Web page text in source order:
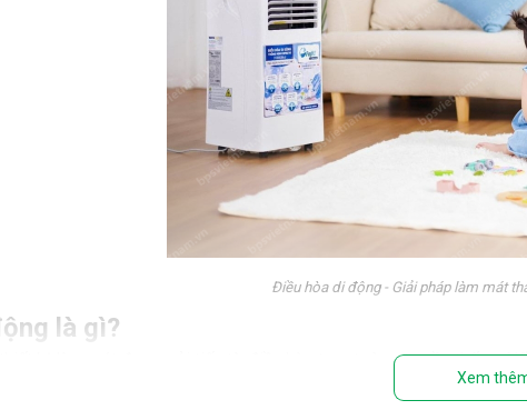
Điều hòa di động - Giải pháp làm mát
là gì?
bị làm mát được cải tiến từ điều hòa treo tường truyền thống.
là một chiếc điều hòa “chính hiệu” với đầy đủ các bộ phận: Dàn
Xem